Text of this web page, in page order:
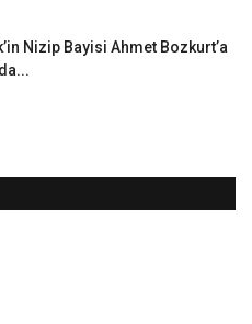
Nizip Bayisi Ahmet Bozkurt’a